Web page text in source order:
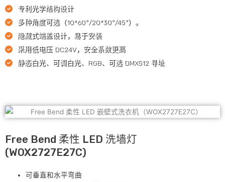
专利光学结构设计
多种角度可选（10*60°/20*30°/45°）。
隐藏式端盖设计，易于安装
采用低电压 DC24V，安全系数更高
静态白光、可调白光、RGB、可选 DMX512 寻址
Free Bend 柔性 LED 洗墙灯
(WOX2727E27C)
可垂直和水平弯曲